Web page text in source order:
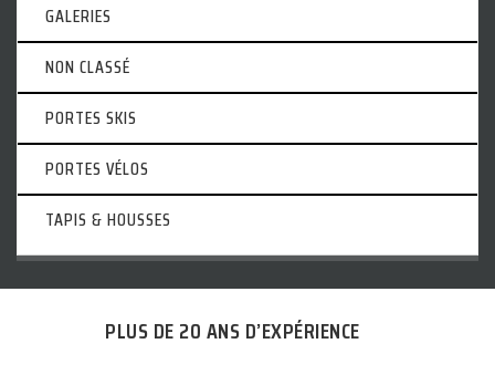
GALERIES
NON CLASSÉ
PORTES SKIS
PORTES VÉLOS
TAPIS & HOUSSES
PLUS DE 20 ANS D’EXPÉRIENCE